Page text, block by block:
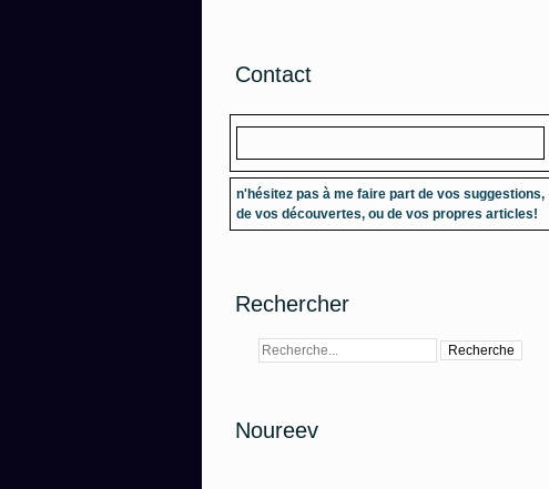
Contact
n'hésitez pas à me faire part de vos suggestions,
de vos découvertes, ou de vos propres articles!
Rechercher
Noureev